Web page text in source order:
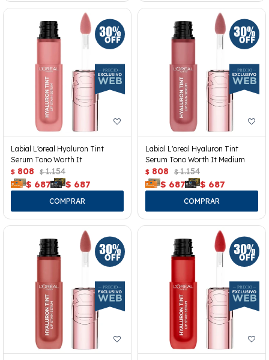
Labial L'oreal Hyaluron Tint
Serum Tono Worth It
$ 808 $ 1.154
$ 687 $ 687
Labial L'oreal Hyaluron Tint
Serum Tono Worth It Medium
$ 808 $ 1.154
$ 687 $ 687